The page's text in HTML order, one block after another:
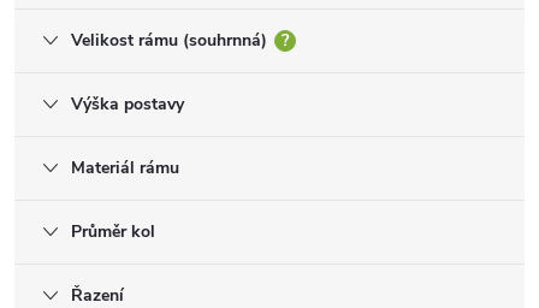
Velikost rámu (souhrnná) ?
Výška postavy
Materiál rámu
Průměr kol
Řazení